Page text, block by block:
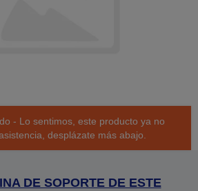
- Lo sentimos, este producto ya no
desplázate más abajo.
DE SOPORTE DE ESTE